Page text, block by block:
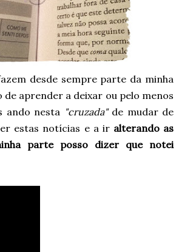
desde sempre parte da minha
aprender a deixar ou pelo menos
ando nesta "cruzada" de mudar de
estas notícias e a ir alterando as
parte posso dizer que notei